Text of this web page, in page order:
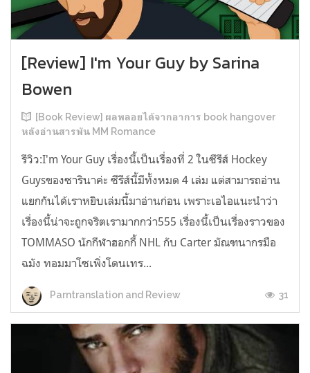
[Review] I'm Your Guy by Sarina
Bowen
[Book Review] ผลพลอยได้จากอาการ book hangover
หลังอ่านสารพัน MM Romance
รีวิว:I'm Your Guy เรื่องนี้เป็นเรื่องที่ 2 ในซีรีส์ Hockey
Guysของซารินาค่ะ ซีรีส์นี้มีทั้งหมด 4 เล่ม แต่สามารถอ่าน
แยกกันได้เราหยิบเล่มนี้มาอ่านก่อน เพราะเอไอแนะนำว่า
เรื่องนี้น่าจะถูกจริตเรามากกว่า555 เรื่องนี้เป็นเรื่องราวของ
TOMMASO นักกีฬาฮอกกี้ NHL กับ Carter มัณฑนากรมือ
ฉมัง ทอมมาโซเพิ่งโดนเทร...
Parntranslation and Review 31